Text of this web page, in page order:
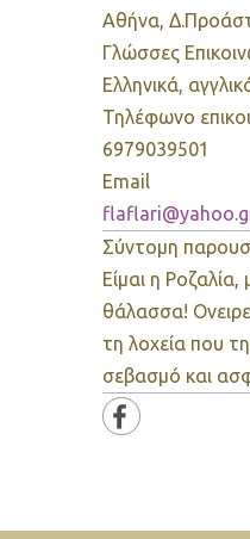
Αθήνα,
Γλώσσες
Ελληνικά,
Τηλέφωνο
6979039501
Email
Σύντομη
Είμαι η
θάλασσα!
τη λοχεία που
σεβασμό και